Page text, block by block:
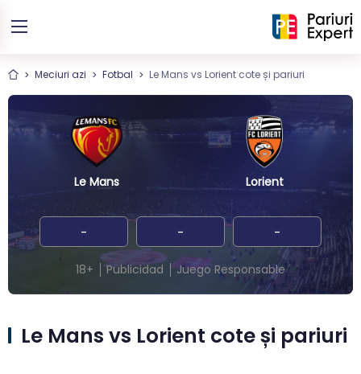
Meciuri azi Fotbal Le Mans vs Lorient cote și pariuri
Le Mans Lorient
- - -
18+ Publicidad Juego Responsable
Le Mans vs Lorient cote și pariuri